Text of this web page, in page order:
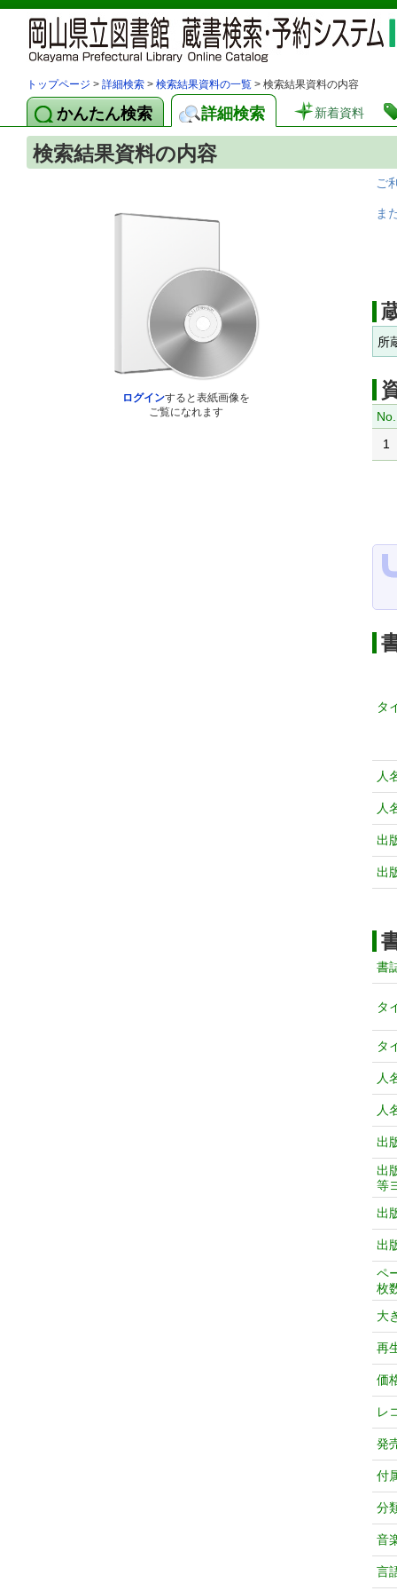
トップページ > 詳細検索 > 検索結果資料の一覧 > 検索結果資料の内容
かんたん検索 詳細検索 新着資料
検索結果資料の内容
ログインすると表紙画像を
ご覧になれます
ご
ま
所
No.
1
タ
人
人
出
出
書
タ
タ
人
人
出
出
等
出
出
ペ
枚
大
再
価
レ
発
付
分
音
言